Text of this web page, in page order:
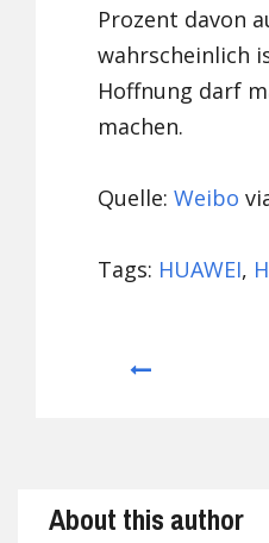
Prozent davon
wahrscheinlich
Hoffnung darf
machen.
Quelle:Weibo
Tags: HUAWEI,
About this author